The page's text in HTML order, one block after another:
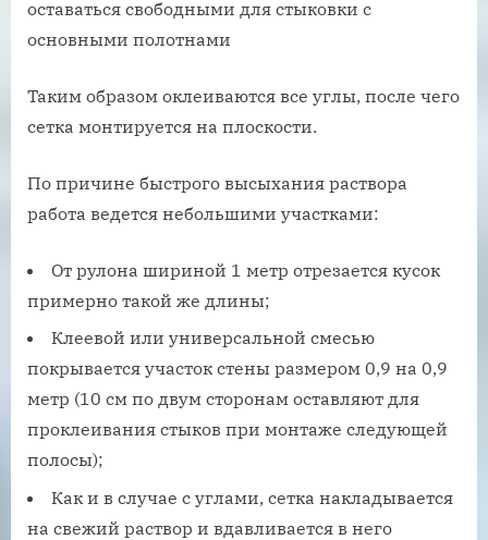
Таким образом оклеиваются все углы, после чего
сетка монтируется на плоскости.
По причине быстрого высыхания раствора
работа ведется небольшими участками:
От рулона шириной 1 метр отрезается кусок
примерно такой же длины;
Клеевой или универсальной смесью
покрывается участок стены размером 0,9 на 0,9
метр (10 см по двум сторонам оставляют для
проклеивания стыков при монтаже следующей
полосы);
Как и в случае с углами, сетка накладывается
на свежий раствор и вдавливается в него